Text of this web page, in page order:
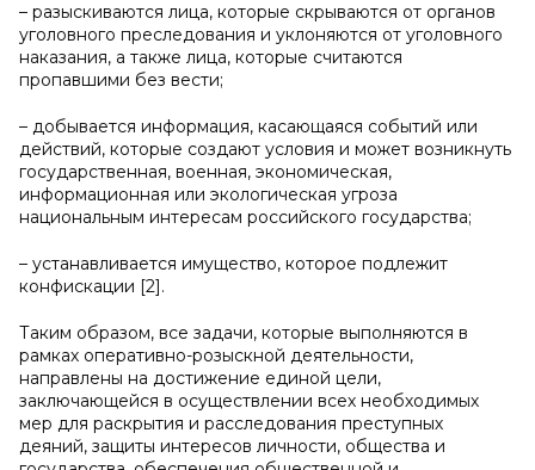
– разыскиваются лица, которые скрываются от органов
уголовного преследования и уклоняются от уголовного
наказания, а также лица, которые считаются
пропавшими без вести;
– добывается информация, касающаяся событий или
действий, которые создают условия и может возникнуть
государственная, военная, экономическая,
информационная или экологическая угроза
национальным интересам российского государства;
– устанавливается имущество, которое подлежит
конфискации [2].
Таким образом, все задачи, которые выполняются в
рамках оперативно-розыскной деятельности,
направлены на достижение единой цели,
заключающейся в осуществлении всех необходимых
мер для раскрытия и расследования преступных
деяний, защиты интересов личности, общества и